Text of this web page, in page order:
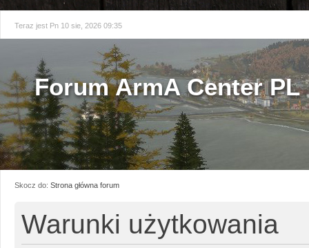
Teraz jest Pn 10 sie, 2026 09:35
Forum ArmA Center PL
Skocz do: Strona główna forum
Warunki użytkowania